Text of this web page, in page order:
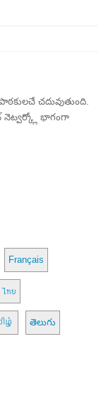
చదువుతుంది.
నెట్వర్క్లో భాగంగా
Français
ทย
తెలుగు